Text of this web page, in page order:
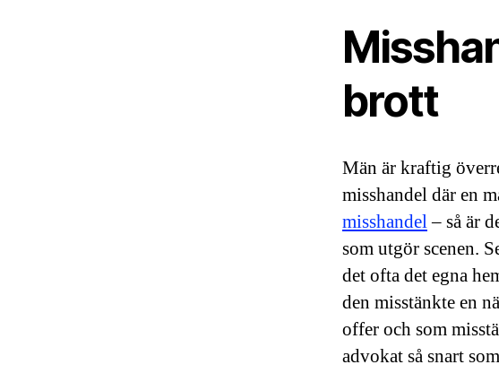
brott
Män är kraftig
misshandel där en
misshandel– så är
som utgör scenen.
det ofta det egna
den misstänkte en
offer och som
advokat så snart